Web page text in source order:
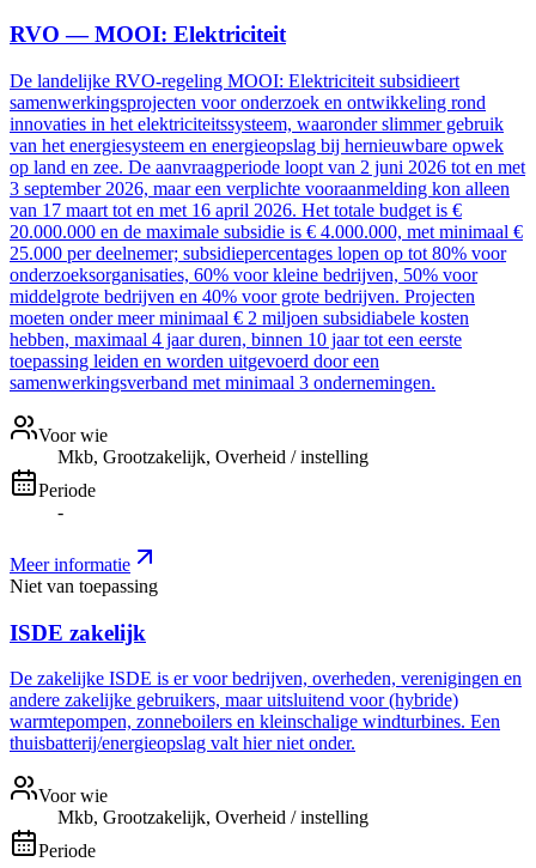
RVO — MOOI: Elektriciteit
De landelijke RVO-regeling MOOI: Elektriciteit subsidieert
samenwerkingsprojecten voor onderzoek en ontwikkeling rond
innovaties in het elektriciteitssysteem, waaronder slimmer gebruik
van het energiesysteem en energieopslag bij hernieuwbare opwek
op land en zee. De aanvraagperiode loopt van 2 juni 2026 tot en met
3 september 2026, maar een verplichte vooraanmelding kon alleen
van 17 maart tot en met 16 april 2026. Het totale budget is €
20.000.000 en de maximale subsidie is € 4.000.000, met minimaal €
25.000 per deelnemer; subsidiepercentages lopen op tot 80% voor
onderzoeksorganisaties, 60% voor kleine bedrijven, 50% voor
middelgrote bedrijven en 40% voor grote bedrijven. Projecten
moeten onder meer minimaal € 2 miljoen subsidiabele kosten
hebben, maximaal 4 jaar duren, binnen 10 jaar tot een eerste
toepassing leiden en worden uitgevoerd door een
samenwerkingsverband met minimaal 3 ondernemingen.
Voor wie
Mkb, Grootzakelijk, Overheid / instelling
Periode
-
Meer informatie
Niet van toepassing
ISDE zakelijk
De zakelijke ISDE is er voor bedrijven, overheden, verenigingen en
andere zakelijke gebruikers, maar uitsluitend voor (hybride)
warmtepompen, zonneboilers en kleinschalige windturbines. Een
thuisbatterij/energieopslag valt hier niet onder.
Voor wie
Mkb, Grootzakelijk, Overheid / instelling
Periode